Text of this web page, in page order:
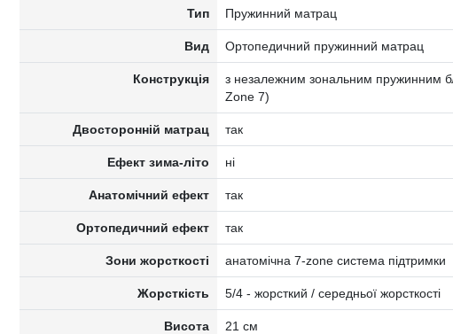
Тип Пружинний матрац
Вид Ортопедичний пружинний матрац
Конструкція
з незалежним зональним пружинним
Zone 7)
Двосторонній матрац так
Ефект зима-літо ні
Анатомічний ефект так
Ортопедичний ефект так
Зони жорсткості анатомічна 7-zone система підтримки
Жорсткість 5/4 - жорсткий / середньої жорсткості
Висота 21 см